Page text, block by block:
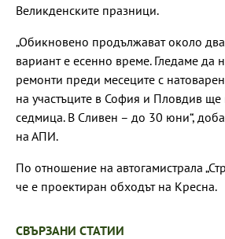
Великденските празници.
„Обикновено продължават около
вариант е есенно време. Гледаме да
ремонти преди месеците с
на участъците в София и Пловдив ще
седмица. В Сливен – до 30 юни“,
на АПИ.
По отношение на автогамистрала
че е проектиран обходът на Кресна.
СВЪРЗАНИ СТАТИИ